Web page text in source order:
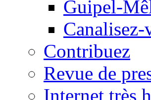
Guipel-
Canalisez-
Contribuez
Revue de
Internet très